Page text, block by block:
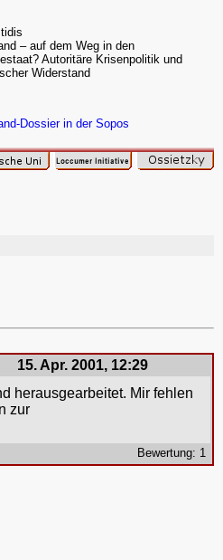
– auf dem Weg in den
Autoritäre Krisenpolitik und
Widerstand
Dossier in der Sopos
15. Apr. 2001, 12:29
herausgearbeitet. Mir fehlen
zur
Bewertung: 1